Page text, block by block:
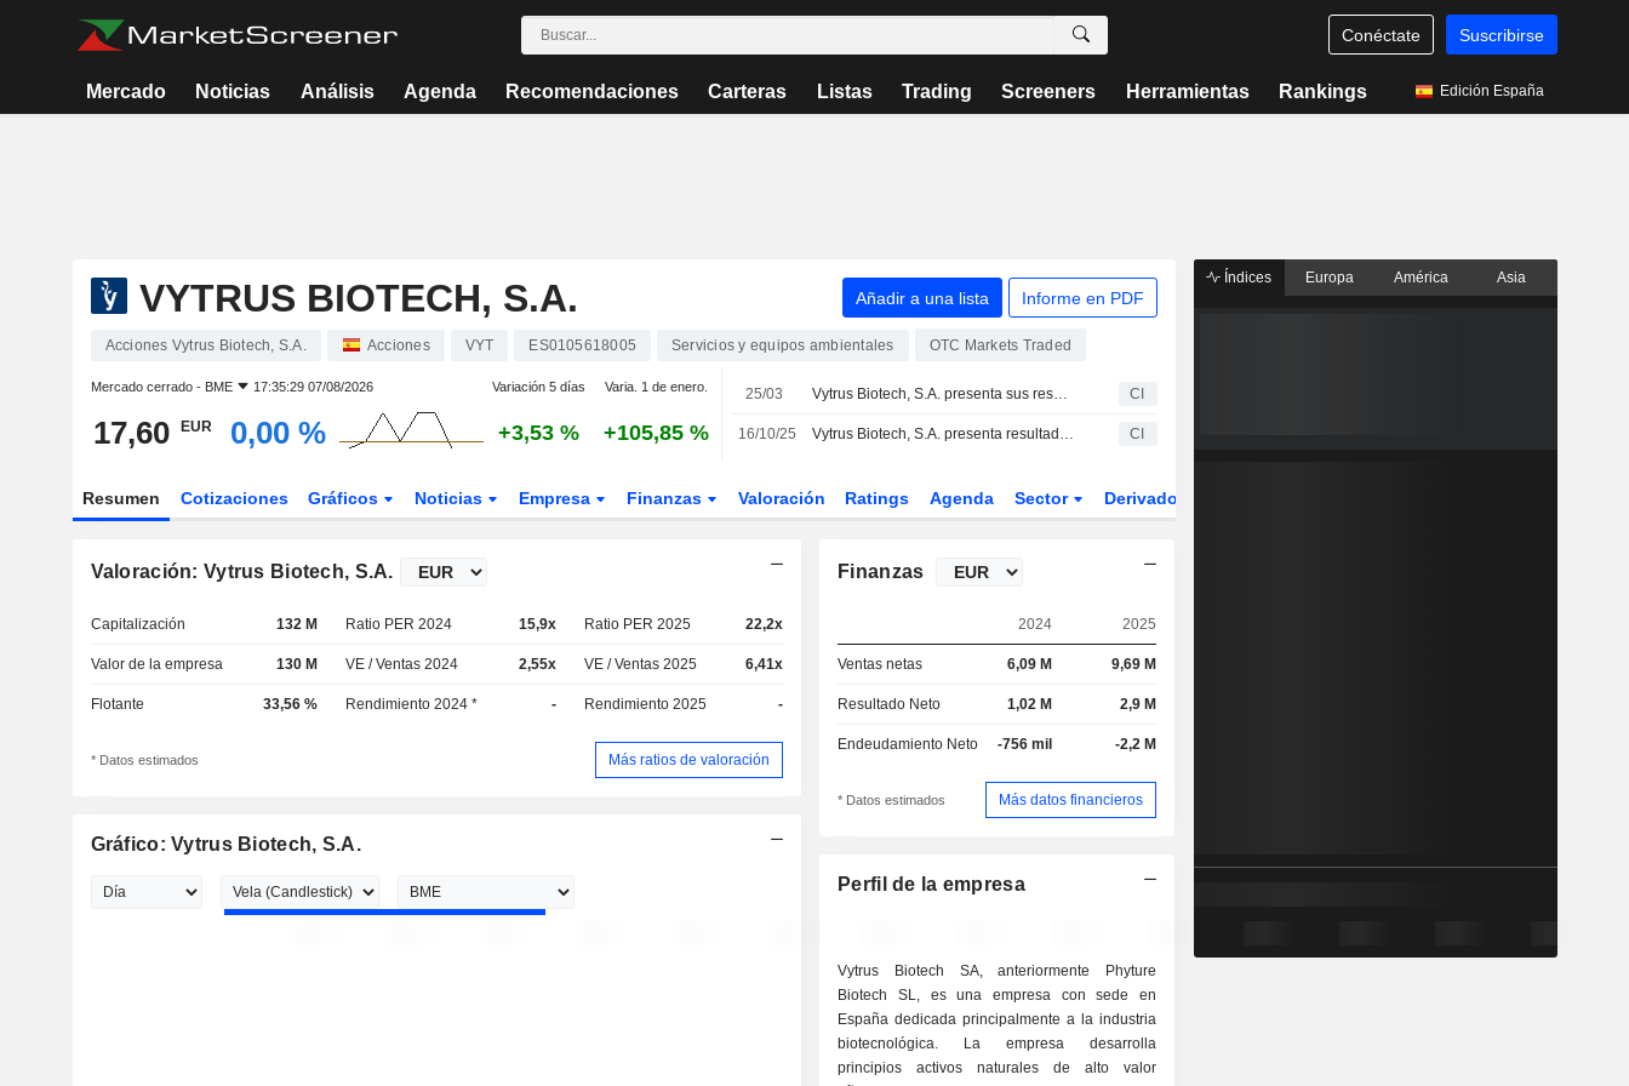
Conéctate Suscribirse
Mercado Noticias Análisis Agenda Recomendaciones Carteras Listas Trading Screeners Herramientas Rankings Edición España
VYTRUS BIOTECH, S.A. Añadir a una lista Informe en PDF
Acciones Vytrus Biotech, S.A. Acciones VYT ES0105618005 Servicios y equipos ambientales OTC Markets Traded
Mercado cerrado - BME 17:35:29 07/08/2026 Variación 5 días Varia. 1 de enero.
17,60 EUR 0,00 % +3,53 % +105,85 %
25/03 Vytrus Biotech, S.A. presenta sus resultados financieros para el ejercicio cerrado el 31 de diciembre de 2025 CI
16/10/25 Vytrus Biotech, S.A. presenta resultados financieros del primer semestre de 2025 CI
Resumen Cotizaciones Gráficos Noticias Empresa Finanzas Valoración Ratings Agenda Sector Derivados
Valoración: Vytrus Biotech, S.A.
Capitalización 132 M Ratio PER 2024 15,9x Ratio PER 2025 22,2x
Valor de la empresa 130 M VE / Ventas 2024 2,55x VE / Ventas 2025 6,41x
Flotante 33,56 % Rendimiento 2024 * - Rendimiento 2025 -
* Datos estimados Más ratios de valoración
Gráfico: Vytrus Biotech, S.A.
Finanzas
2024 2025
Ventas netas 6,09 M 9,69 M
Resultado Neto 1,02 M 2,9 M
Endeudamiento Neto -756 mil -2,2 M
* Datos estimados Más datos financieros
Perfil de la empresa
Vytrus Biotech SA, anteriormente Phyture
Biotech SL, es una empresa con sede en
España dedicada principalmente a la industria
biotecnológica. La empresa desarrolla
principios activos naturales de alto valor
Índices Europa América Asia